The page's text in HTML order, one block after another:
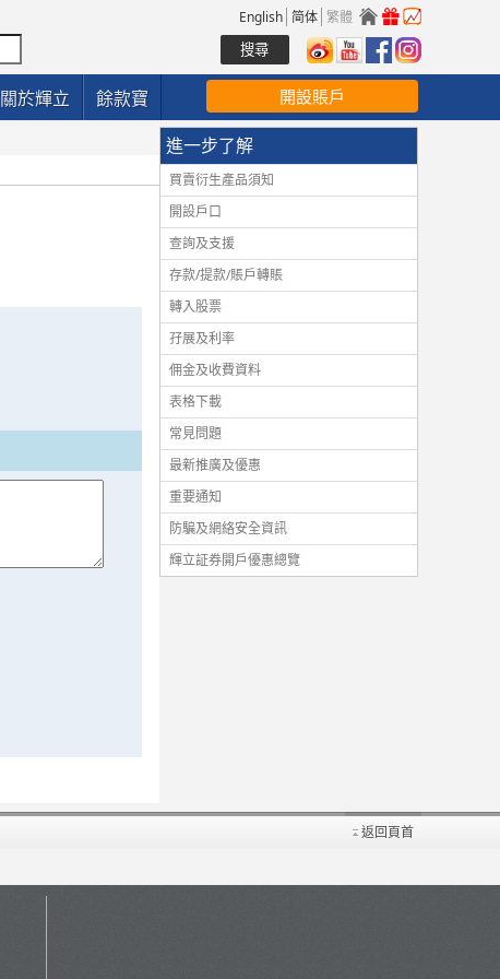
English 简体 繁體
關於輝立 餘款寶 開設賬戶
進一步了解
買賣衍生產品須知
開設戶口
查詢及支援
存款/提款/賬戶轉賬
轉入股票
孖展及利率
佣金及收費資料
表格下載
常見問題
最新推廣及優惠
重要通知
防騙及網絡安全資訊
輝立証券開戶優惠總覽
返回頁首